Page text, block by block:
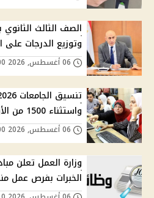
وتوزيع الدرجات على
واستثناء 1500 من الأوائل من التوزيع الجغرافي
الخبرات بفرص عمل